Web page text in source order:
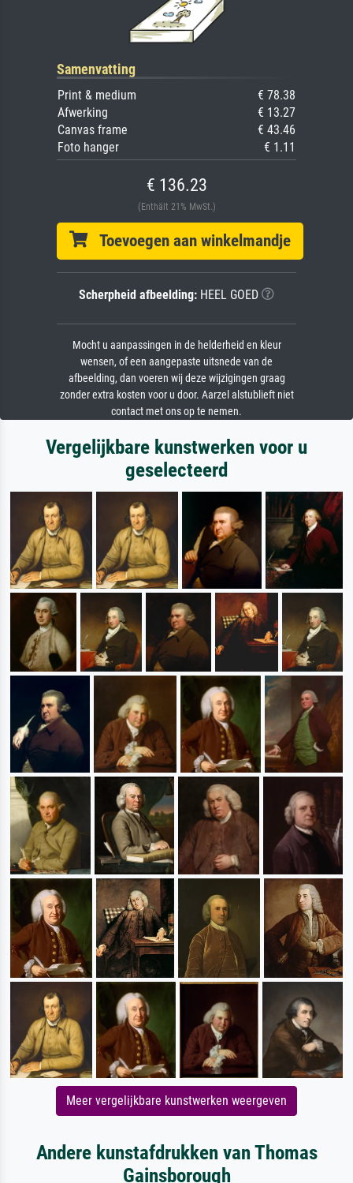
Samenvatting
Print & medium
€ 78.38
Afwerking
€ 13.27
Canvas frame
€ 43.46
Foto hanger
€ 1.11
€ 136.23
(Enthält 21% MwSt.)
Toevoegen aan winkelmandje
Scherpheid afbeelding: HEEL GOED
Mocht u aanpassingen in de helderheid en kleur
wensen, of een aangepaste uitsnede van de
afbeelding, dan voeren wij deze wijzigingen graag
zonder extra kosten voor u door. Aarzel alstublieft niet
contact met ons op te nemen.
Vergelijkbare kunstwerken voor u
geselecteerd
Meer vergelijkbare kunstwerken weergeven
Andere kunstafdrukken van Thomas
Gainsborough